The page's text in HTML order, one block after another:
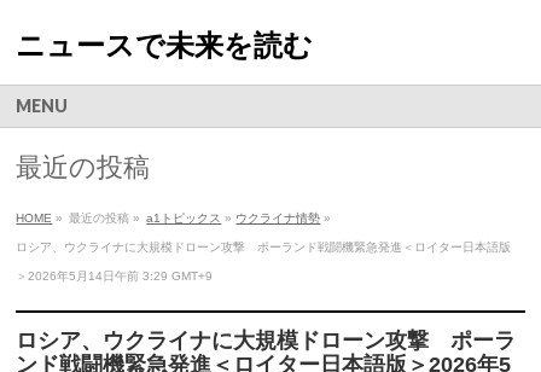
ニュースで未来を読む
MENU
最近の投稿
HOME » 最近の投稿 » a1トピックス » ウクライナ情勢 »
ロシア、ウクライナに大規模ドローン攻撃 ポーランド戦闘機緊急発進＜ロイター日本語版
＞2026年5月14日午前 3:29 GMT+9
ロシア、ウクライナに大規模ドローン攻撃 ポーラ
ンド戦闘機緊急発進＜ロイター日本語版＞2026年5